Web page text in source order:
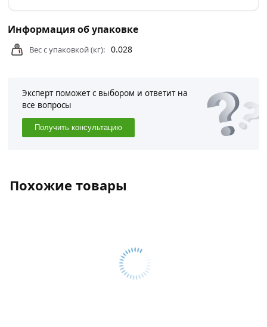
области.
Информация об упаковке
Вес с упаковкой (кг): 0.028
Эксперт поможет с выбором и ответит на
все вопросы
Получить консультацию
Похожие товары